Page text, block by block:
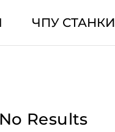
ЧПУ СТАНКИ
No Results